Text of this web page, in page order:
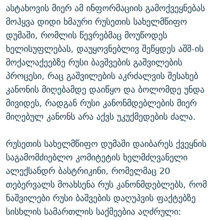
ასტახოვის მიერ ამ ინფორმაციის გამოქვეყნებას
მოჰყვა დიდი ხმაური რუსეთის სახელმწიფო
დუმაში, რომლის წევრებმაც მოუწოდეს
ხელისუფლებას, დაუყოვნებლივ შეწყდეს აშშ-ის
მოქალაქეებზე რუსი ბავშვების გაშვილების
პროცესი, რაც გაშვილების აკრძალვის შესახებ
კანონის მიღებამდე დაიწყო და ბოლომდე უნდა
მივიდეს, რადგან რუსი კანონმდებლების მიერ
მიღებულ კანონს არა აქვს უკუქმედების ძალა.
რუსეთის სახელმწიფო დუმაში დაიბარეს ქვეყნის
საგამომძიებლო კომიტეტის ხელმძღვანელი
ალექსანდრ ბასტრიკინი, რომელმაც 20
თებერვალს მოახსენა რუს კანონმდებლებს, რომ
ნაშვილები რუსი ბაშვების დაღუპვის ფაქტებზე
სისხლის სამართლის საქმეებია აღძრული: